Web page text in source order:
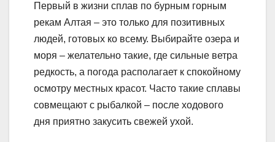
Первый в жизни сплав по бурным горным
рекам Алтая – это только для позитивных
людей, готовых ко всему. Выбирайте озера и
моря – желательно такие, где сильные ветра
редкость, а погода располагает к спокойному
осмотру местных красот. Часто такие сплавы
совмещают с рыбалкой – после ходового
дня приятно закусить свежей ухой.